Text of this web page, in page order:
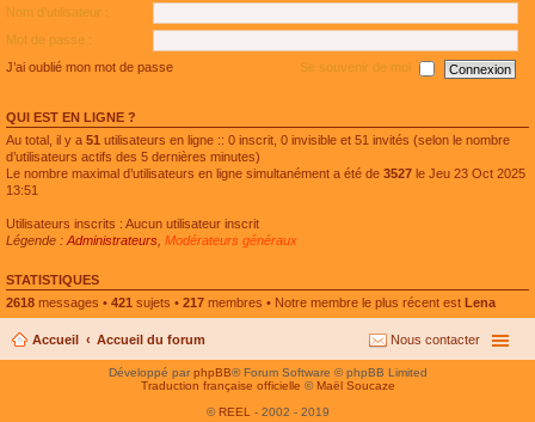
e
n
t
s
é
e
e
l
s
e
n
t
Nom d’utilisateur :
Mot de passe :
J’ai oublié mon mot de passe
Se souvenir de moi
QUI EST EN LIGNE ?
Au total, il y a 51 utilisateurs en ligne :: 0 inscrit, 0 invisible et 51 invités (selon le nombre
d’utilisateurs actifs des 5 dernières minutes)
Le nombre maximal d’utilisateurs en ligne simultanément a été de 3527 le Jeu 23 Oct 2025
13:51
Utilisateurs inscrits : Aucun utilisateur inscrit
Légende : Administrateurs Modérateurs généraux
STATISTIQUES
2618 messages • 421 sujets • 217 membres • Notre membre le plus récent est Lena
Accueil Accueil du forum Nous contacter
Développé parphpBB® Forum Software © phpBB Limited
Traduction française officielle © Maël Soucaze
© REEL - 2002 - 2019